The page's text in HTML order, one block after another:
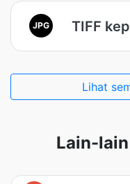
JPG TIFF
Lihat
Lain-